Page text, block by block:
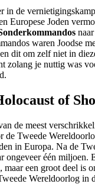
in de
Europese Joden
waren Joodse
dit om zelf niet in
zolang je nuttig was
of
de meest
de Tweede
in Europa. Na de
ongeveer één miljoen.
maar een groot deel is
Wereldoorlog in